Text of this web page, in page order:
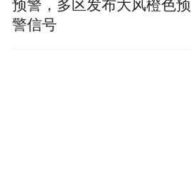
预警，多区发布大风橙色预
警信号